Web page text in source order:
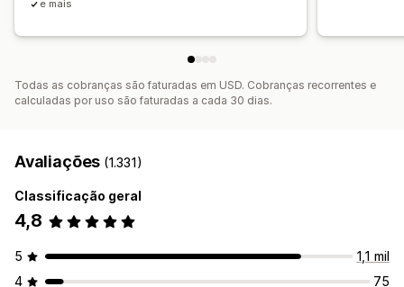
Lista de captura de e-mails
Acionadores e regras
Insights e dicas Análises Testes A/B APIs e webhooks
e mais
Todas as cobranças são faturadas em USD. Cobranças recorrentes e
calculadas por uso são faturadas a cada 30 dias.
Avaliações (1.331)
Classificação geral
4,8
5
1,1 mil
4
75